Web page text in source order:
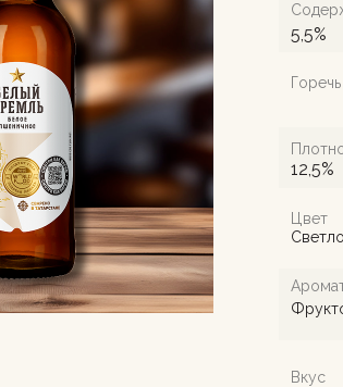
Цвет
Вкус
5,5%
12,5%
Горечь